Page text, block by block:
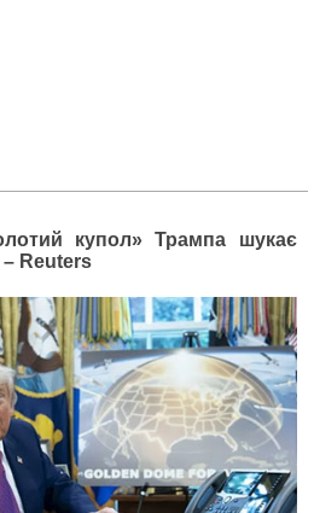
купол» Трампа шукає
Reuters